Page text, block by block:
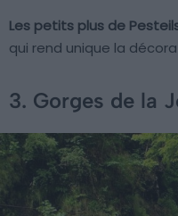
Les petits plus de
qui rend unique la
3. Gorges de la